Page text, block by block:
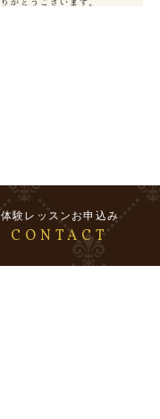
体験レッスンお申込み
CONTACT